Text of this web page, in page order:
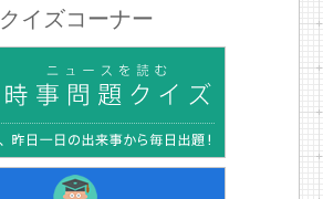
クイズコーナー